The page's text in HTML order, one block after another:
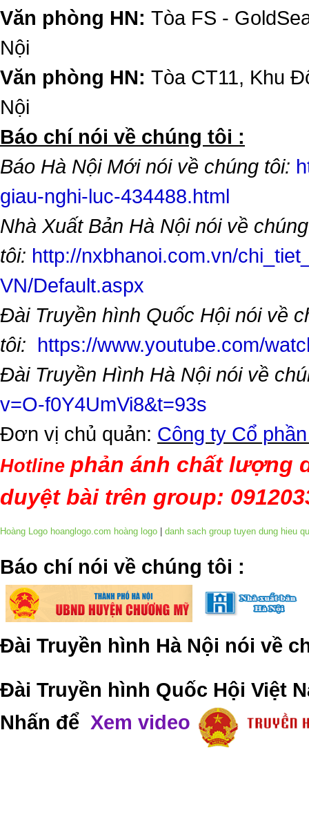
Văn phòng HN: Tòa FS -
Nội
Văn phòng HN: Tòa CT11, Khu
Nội
​Báo chí nói về chúng tôi :
Báo Hà Nội Mới nói về chúng tôi:
giau-nghi-luc-434488.html
Nhà Xuất Bản Hà Nội nói về chúng
tôi: http://nxbhanoi.com.vn/
VN/Default.aspx
Đài Truyền hình Quốc Hội nói về
tôi: https://www.youtube.com/
Đài Truyền Hình Hà Nội nói về
v=O-f0Y4UmVi8&t=93s
Đơn vị chủ quản: Công ty Cổ
Hotline phản ánh chất lượng
duyệt bài trên group:
Hoàng Logo hoanglogo.com hoàng logo | danh sach group tuyen dung hieu
​Báo chí nói về chúng tôi :
Đài Truyền hình Hà Nội nói về
Đài Truyền hình Quốc Hội Việt
Nhấn để Xem video